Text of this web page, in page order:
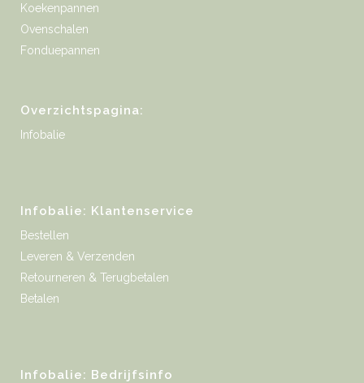
Koekenpannen
Ovenschalen
Fonduepannen
Overzichtspagina:
Infobalie
Infobalie: Klantenservice
Bestellen
Leveren & Verzenden
Retourneren & Terugbetalen
Betalen
Infobalie: Bedrijfsinfo